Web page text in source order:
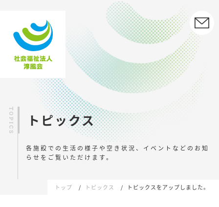
トピックス
各施設での生活の様子や空き状況、イベントなどの お知
らせをご覧いただけます。
トップ トピックス トピックスをアップしました。